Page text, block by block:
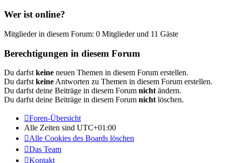
Wer ist online?
Mitglieder in diesem Forum: 0 Mitglieder und 11 Gäste
Berechtigungen in diesem Forum
Du darfst keine neuen Themen in diesem Forum erstellen.
Du darfst keine Antworten zu Themen in diesem Forum erstellen.
Du darfst deine Beiträge in diesem Forum nicht ändern.
Du darfst deine Beiträge in diesem Forum nicht löschen.
Foren-Übersicht
Alle Zeiten sind UTC+01:00
Alle Cookies des Boards löschen
Das Team
Kontakt